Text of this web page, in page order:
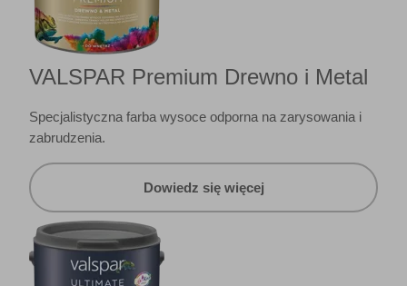
VALSPAR Premium Drewno i Metal
Specjalistyczna farba wysoce odporna na zarysowania i
zabrudzenia.
Dowiedz się więcej